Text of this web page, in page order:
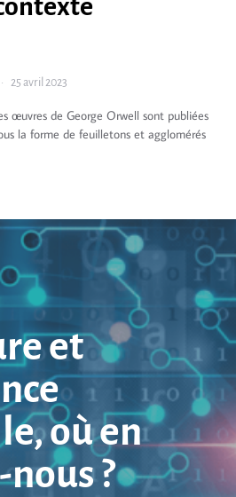
25 avril 2023
œuvres de George Orwell sont publiées
la forme de feuilletons et agglomérés
et
où en
?